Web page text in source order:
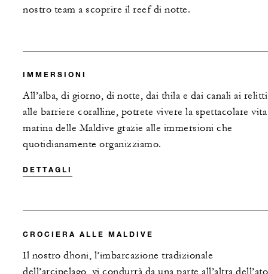
nostro team a scoprire il reef di notte.
IMMERSIONI
All’alba, di giorno, di notte, dai thila e dai canali ai
alle barriere coralline, potrete vivere la spettacolare vita
marina delle Maldive grazie alle immersioni che
quotidianamente organizziamo.
DETTAGLI
CROCIERA ALLE MALDIVE
Il nostro dhoni, l’imbarcazione tradizionale
dell’arcipelago, vi condurrà da una parte all’altra